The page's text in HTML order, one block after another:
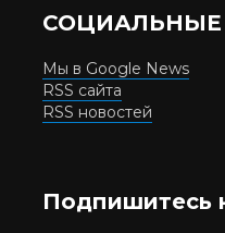
СОЦИАЛЬНЫЕ
Мы в Google News
RSS сайта
RSS новостей
Подпишитесь